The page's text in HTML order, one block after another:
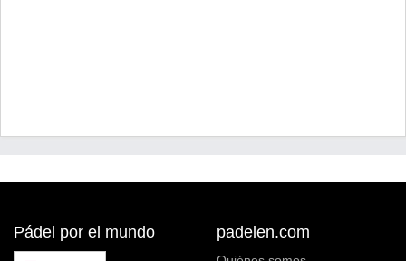
Pádel por el mundo padelen.com